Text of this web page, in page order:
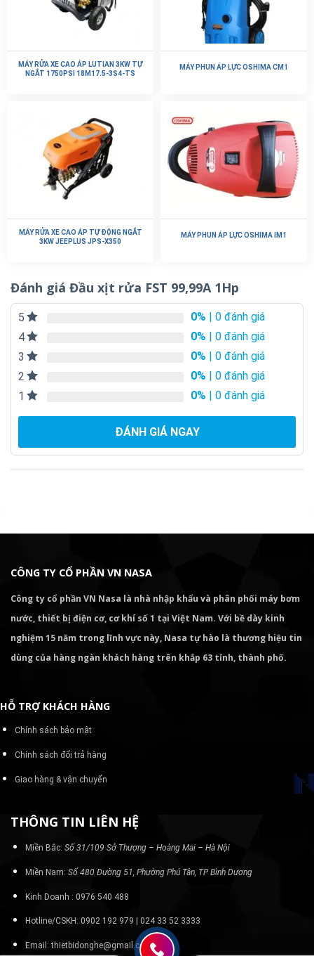
MÁY RỬA XE CAO ÁP LUTIAN 3KW TỰ
NGẮT 1750PSI 18M17.5-3S4-TS
MÁY PHUN ÁP LỰC OSHIMA CM1
MÁY RỬA XE CAO ÁP TỰ ĐỘNG NGẮT
3KW JEEPLUS JPS-X350
MÁY PHUN ÁP LỰC OSHIMA IM1
Đánh giá Đầu xịt rửa FST 99,99A 1Hp
5 0% | 0 đánh giá
4
0% | 0 đánh giá
3
0% | 0 đánh giá
2
0% | 0 đánh giá
1
0% | 0 đánh giá
ĐÁNH GIÁ NGAY
CÔNG TY CỔ PHẦN VN NASA
Công ty cổ phần VN Nasa là nhà nhập khẩu và phân phối máy bơm
nước, thiết bị điện cơ, cơ khí số 1 tại Việt Nam. Với bề dày kinh
nghiệm 15 năm trong lĩnh vực này, Nasa tự hào là thương hiệu tin
dùng của hàng ngàn khách hàng trên khắp 63 tỉnh, thành phố.
HỖ TRỢ KHÁCH HÀNG
Chính sách bảo mật
Chính sách đổi trả hàng
Giao hàng & vận chuyển
THÔNG TIN LIÊN HỆ
Miền Bắc: Số 31/109 Sở Thượng – Hoàng Mai – Hà Nội
Miền Nam: Số 480 Đường 51, Phường Phú Tân, TP Bình Dương
Kinh Doanh : 0976 540 488
Hotline/CSKH: 0902 192 979 | 024 33 52 3333
Email: thietbidonghe@gmail.com